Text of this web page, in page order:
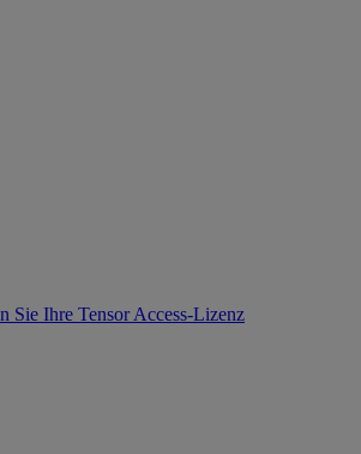
Sie Ihre Tensor Access-Lizenz